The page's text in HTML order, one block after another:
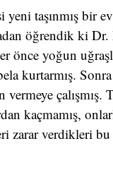
yeni taşınmış bir
öğrendik ki
önce yoğun
kurtarmış.
vermeye
kaçmamış,
zarar verdikleri bu